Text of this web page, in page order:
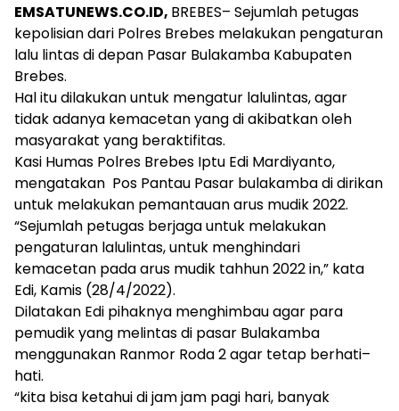
EMSATUNEWS.CO.ID, BREBES– Sejumlah petugas
kepolisian dari Polres Brebes melakukan pengaturan
lalu lintas di depan Pasar Bulakamba Kabupaten
Brebes.
Hal itu dilakukan untuk mengatur lalulintas, agar
tidak adanya kemacetan yang di akibatkan oleh
masyarakat yang beraktifitas.
Kasi Humas Polres Brebes Iptu Edi Mardiyanto,
mengatakan Pos Pantau Pasar bulakamba di dirikan
untuk melakukan pemantauan arus mudik 2022.
“Sejumlah petugas berjaga untuk melakukan
pengaturan lalulintas, untuk menghindari
kemacetan pada arus mudik tahhun 2022 in,” kata
Edi, Kamis (28/4/2022).
Dilatakan Edi pihaknya menghimbau agar para
pemudik yang melintas di pasar Bulakamba
menggunakan Ranmor Roda 2 agar tetap berhati–
hati.
“kita bisa ketahui di jam jam pagi hari, banyak